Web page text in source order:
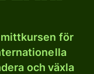
mittkursen för
och växla